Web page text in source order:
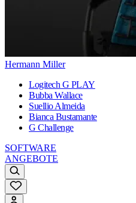
Hermann Miller
Logitech G PLAY
Bubba Wallace
Suellio Almeida
Bianca Bustamante
G Challenge
SOFTWARE
ANGEBOTE